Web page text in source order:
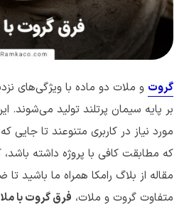
گروت و ملات دو ماده با ویژگی‌های
بر پایه سیمان پرتلند تولید می‌شوند.
مورد نیاز در کاربری‌ متنوعند تا جایی
که مطابقت کافی با پروژه داشته
مقاله از بلاگ رامکا همراه ما باشید
متفاوت گروت و ملات، فرق گروت با